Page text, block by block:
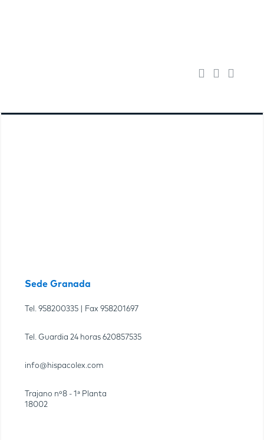
Sede Granada
Tel. 958200335 | Fax 958201697
Tel. Guardia 24 horas 620857535
info@hispacolex.com
Trajano nº8 - 1ª Planta
18002